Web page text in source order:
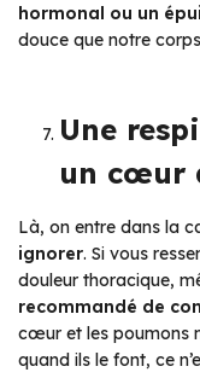
hormonal ou un
douce que notre
Une
un cœur
Là, on entre dans la
ignorer. Si vous
douleur thoracique,
recommandé de
cœur et les poumons
quand ils le font, ce